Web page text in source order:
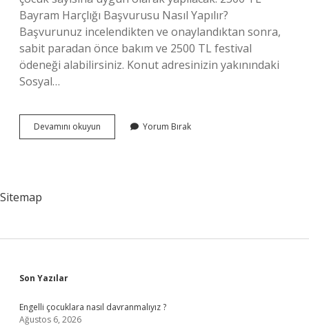
Bayram Harçlığı Başvurusu Nasıl Yapılır?
Başvurunuz incelendikten ve onaylandıktan sonra,
sabit paradan önce bakım ve 2500 TL festival
ödeneği alabilirsiniz. Konut adresinizin yakınındaki
Sosyal…
Devamını okuyun
Tl
Yorum Bırak
Sitemap
Sidebar
Son Yazılar
Engelli çocuklara nasıl davranmalıyız ?
Ağustos 6, 2026